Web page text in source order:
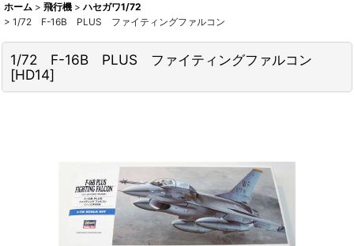
ホーム > 飛行機 > ハセガワ1/72
> 1/72 F-16B PLUS ファイティングファルコン
1/72 F-16B PLUS ファイティングファルコン
[HD14]